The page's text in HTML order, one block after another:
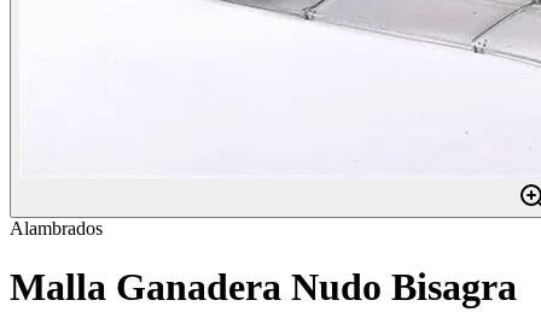
Alambrados
Malla Ganadera Nudo Bisagra